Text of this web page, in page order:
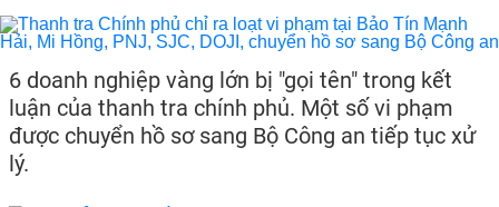
6 doanh nghiệp vàng lớn bị "gọi tên" trong kết
luận của thanh tra chính phủ. Một số vi phạm
được chuyển hồ sơ sang Bộ Công an tiếp tục xử
lý.